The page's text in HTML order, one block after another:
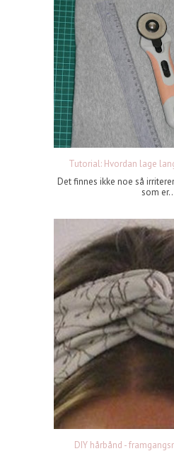
Tutorial: Hvordan lage
Det finnes ikke noe så
som
DIY hårbånd -